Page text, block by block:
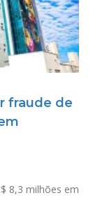
fraude de
8,3 milhões em